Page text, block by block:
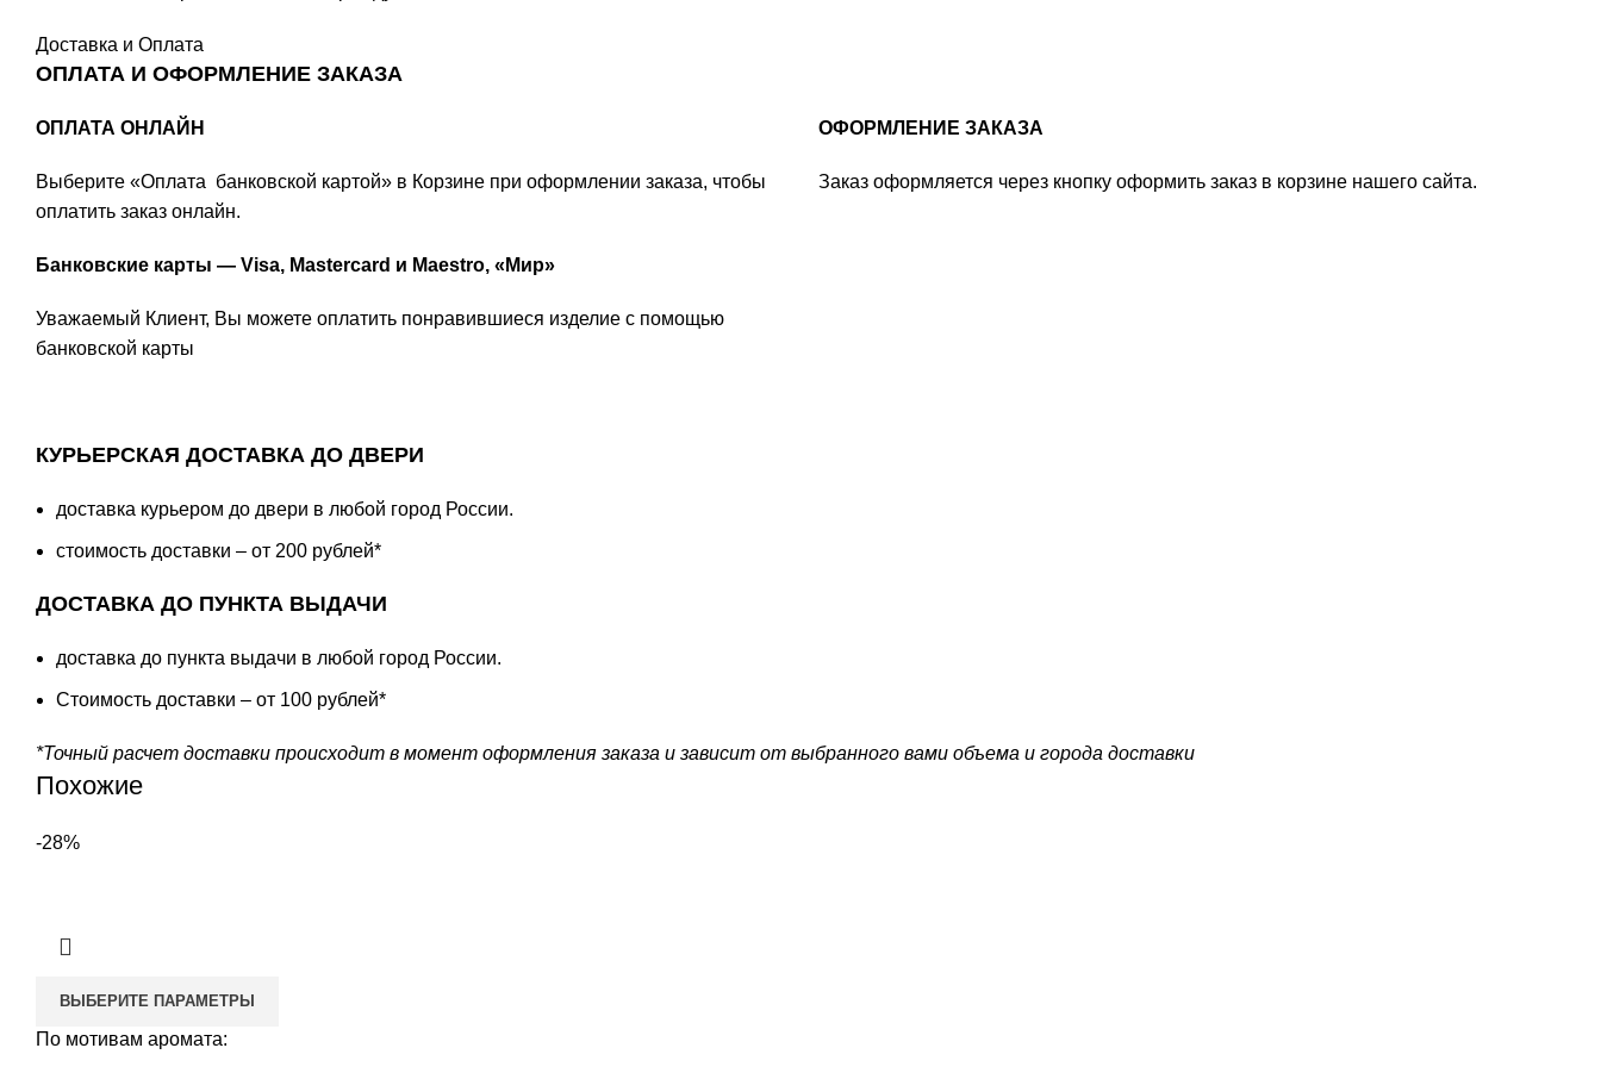
Доставка и Оплата
ОПЛАТА И ОФОРМЛЕНИЕ ЗАКАЗА
ОПЛАТА ОНЛАЙН
Выберите «Оплата банковской картой» в Корзине при оформлении заказа, чтобы
оплатить заказ онлайн.
ОФОРМЛЕНИЕ ЗАКАЗА
Заказ оформляется через кнопку оформить заказ в корзине нашего сайта.
Банковские карты — Visa, Mastercard и Maestro, «Мир»
Уважаемый Клиент, Вы можете оплатить понравившиеся изделие с помощью
банковской карты
КУРЬЕРСКАЯ ДОСТАВКА ДО ДВЕРИ
доставка курьером до двери в любой город России.
стоимость доставки – от 200 рублей*
ДОСТАВКА ДО ПУНКТА ВЫДАЧИ
доставка до пункта выдачи в любой город России.
Стоимость доставки – от 100 рублей*
*Точный расчет доставки происходит в момент оформления заказа и зависит от выбранного вами объема и города доставки
Похожие
-28%
ВЫБЕРИТЕ ПАРАМЕТРЫ
По мотивам аромата: